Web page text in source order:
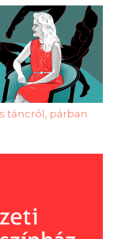
táncról, párban